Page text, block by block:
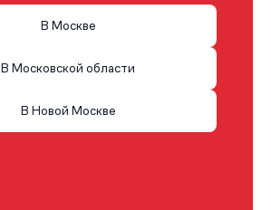
В Москве
В Московской области
В Новой Москве